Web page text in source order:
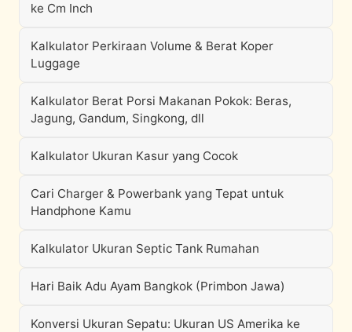
ke Cm Inch
Kalkulator Perkiraan Volume & Berat Koper
Luggage
Kalkulator Berat Porsi Makanan Pokok: Beras,
Jagung, Gandum, Singkong, dll
Kalkulator Ukuran Kasur yang Cocok
Cari Charger & Powerbank yang Tepat untuk
Handphone Kamu
Kalkulator Ukuran Septic Tank Rumahan
Hari Baik Adu Ayam Bangkok (Primbon Jawa)
Konversi Ukuran Sepatu: Ukuran US Amerika ke